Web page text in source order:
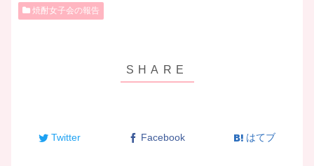
焼酎女子会の報告
Twitter Facebook はてブ